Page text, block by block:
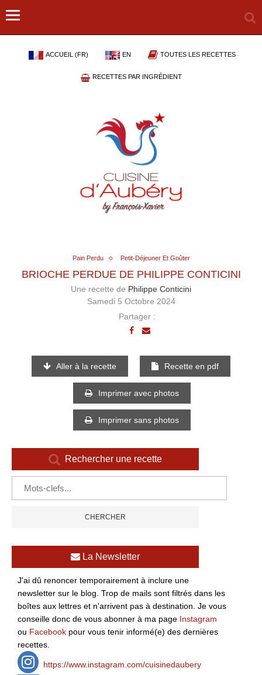
ACCUEIL (FR) EN TOUTES LES RECETTES
RECETTES PAR INGRÉDIENT
Pain Perdu Petit-Déjeuner Et Goûter
BRIOCHE PERDUE DE PHILIPPE CONTICINI
Une recette de Philippe Conticini
Samedi 5 Octobre 2024
Partager :
Aller à la recette Recette en pdf
Imprimer avec photos
Imprimer sans photos
Rechercher une recette
La Newsletter
J'ai dû renoncer temporairement à inclure une
newsletter sur le blog. Trop de mails sont filtrés dans les
boîtes aux lettres et n'arrivent pas à destination. Je vous
conseille donc de vous abonner à ma page Instagram
ou Facebook pour vous tenir informé(e) des dernières
recettes.
https://www.instagram.com/cuisinedaubery